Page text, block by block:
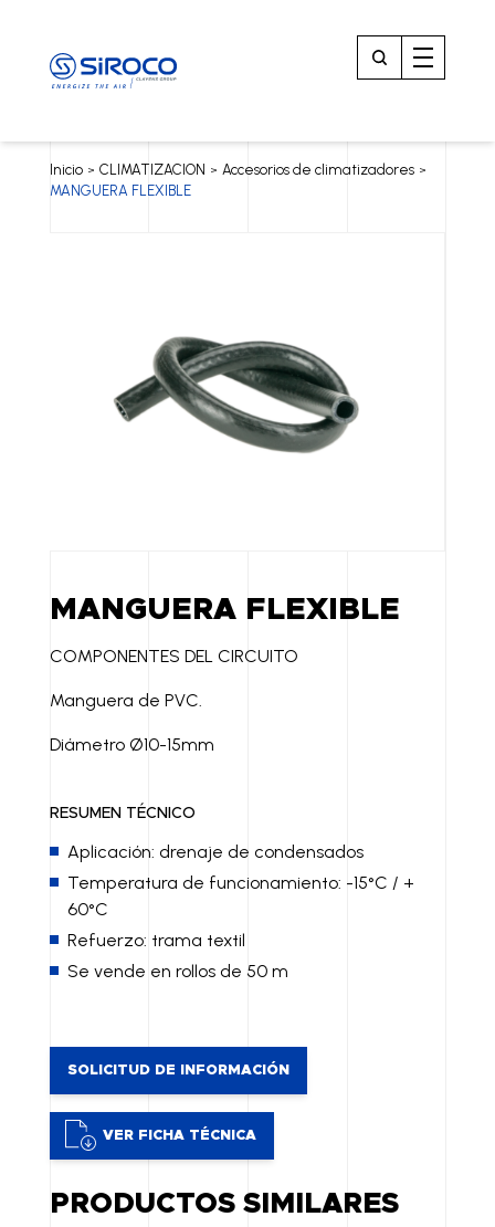
Inicio > CLIMATIZACION > Accesorios de climatizadores >
MANGUERA FLEXIBLE
MANGUERA FLEXIBLE
COMPONENTES DEL CIRCUITO
Manguera de PVC.
Diámetro Ø10-15mm
RESUMEN TÉCNICO
Aplicación: drenaje de condensados
Temperatura de funcionamiento: -15°C / +
60°C
Refuerzo: trama textil
Se vende en rollos de 50 m
SOLICITUD DE INFORMACIÓN
VER FICHA TÉCNICA
PRODUCTOS SIMILARES